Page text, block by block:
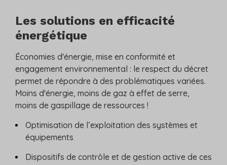
Les solutions en efficacité
énergétique
Économies d'énergie, mise en conformité et
engagement environnemental : le respect du décret
permet de répondre à des problématiques variées.
Moins d'énergie, moins de gaz à effet de serre,
moins de gaspillage de ressources !
Optimisation de l’exploitation des systèmes et
équipements
Dispositifs de contrôle et de gestion active de ces